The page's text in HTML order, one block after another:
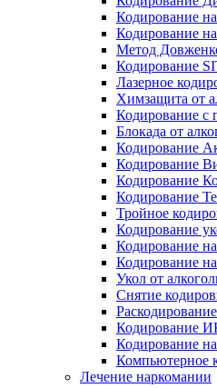
Кодирование
Кодирование
Метод
Кодирование
Лазерное
Химзащита от
Кодирование с
Блокада от
Кодирование
Кодирование
Кодирование
Кодирование
Тройное
Кодирование
Кодирование
Кодирование
Укол от
Снятие
Кодирование
Кодирование
Компьютерное
Лечение наркомании